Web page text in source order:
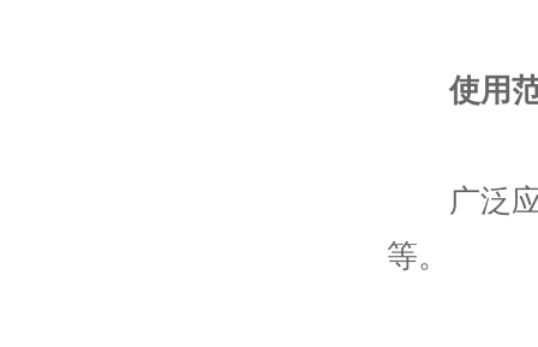
使用
广泛应
等。